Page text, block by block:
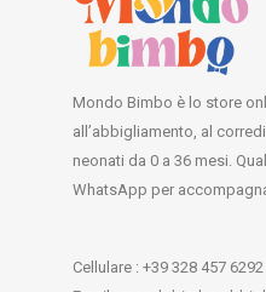
Mondo Bimbo è lo store
all’abbigliamento, al
neonati da 0 a 36 mesi.
WhatsApp per
Cellulare : +39 328 457 6292